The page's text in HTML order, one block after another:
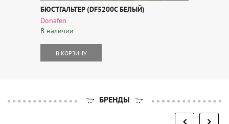
БЮСТГАЛЬТЕР (DF5200C БЕЛЫЙ)
Donafen
В наличии
В КОРЗИНУ
БРЕНДЫ